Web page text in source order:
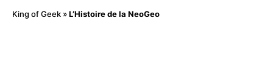
King of Geek »L’Histoire de la NeoGeo